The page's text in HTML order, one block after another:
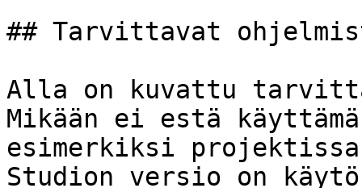
## Tarvittavat
Alla on kuvattu
Mikään ei estä
esimerkiksi
Studion versio on